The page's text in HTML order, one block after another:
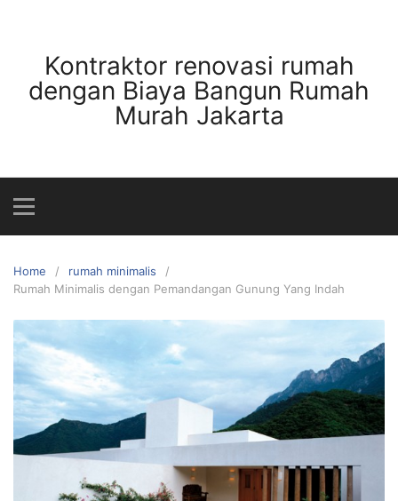
contentKontraktor renovasi rumah
dengan Biaya Bangun Rumah
Murah Jakarta
Home
rumah minimalis
Rumah Minimalis dengan Pemandangan Gunung Yang Indah